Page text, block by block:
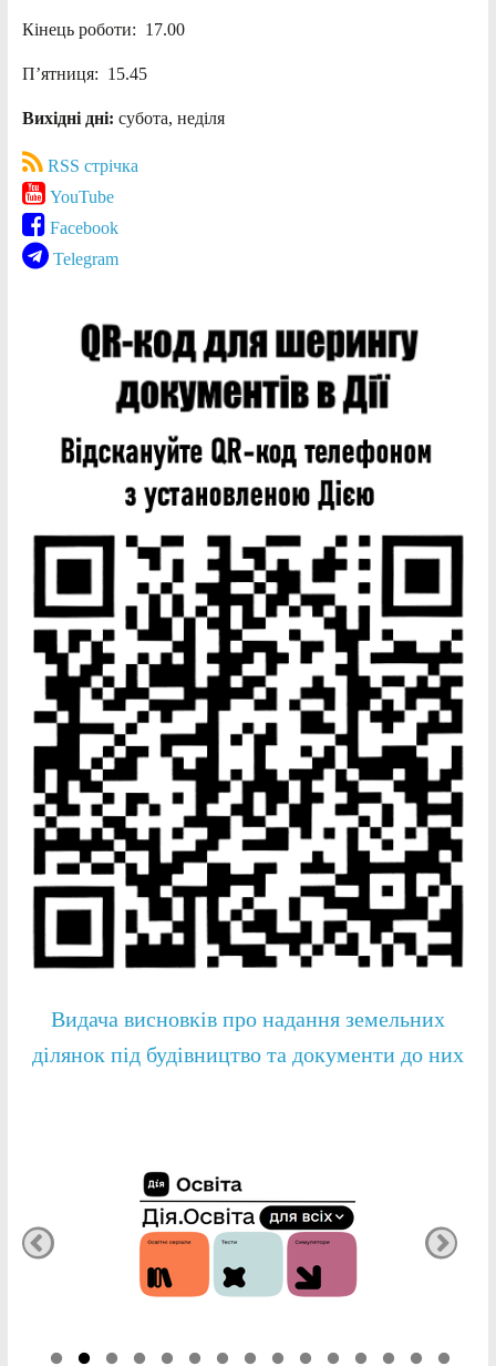
Кінець роботи: 17.00
П’ятниця: 15.45
Вихідні дні: субота, неділя
RSS стрічка
YouTube
Facebook
Telegram
Видача висновків про надання земельних
ділянок під будівництво та документи до них